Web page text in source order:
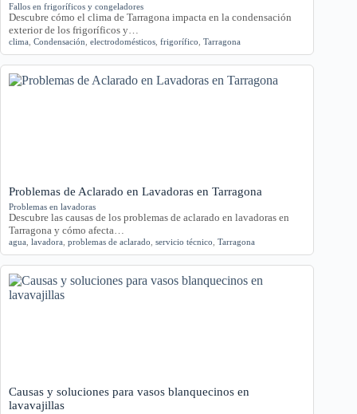
Fallos en frigoríficos y congeladores
Descubre cómo el clima de Tarragona impacta en la condensación
exterior de los frigoríficos y…
clima Condensación electrodomésticos frigorífico Tarragona
Problemas de Aclarado en Lavadoras en Tarragona
Problemas en lavadoras
Descubre las causas de los problemas de aclarado en lavadoras en
Tarragona y cómo afecta…
agua lavadora problemas de aclarado servicio técnico Tarragona
Causas y soluciones para vasos blanquecinos en
lavavajillas